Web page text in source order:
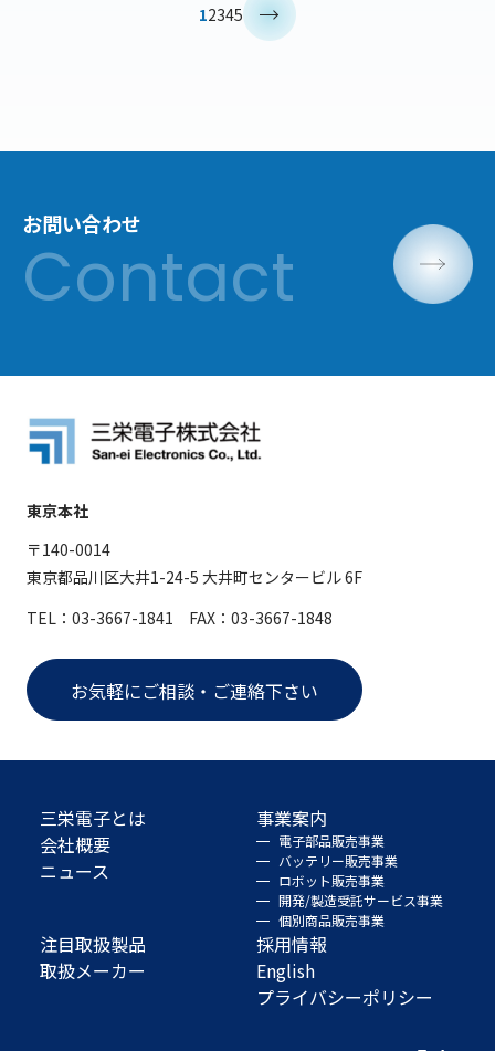
12345
お問い合わせ
東京本社
〒140-0014
東京都品川区大井1-24-5 大井町センタービル 6F
TEL：03-3667-1841 FAX：03-3667-1848
お気軽にご相談・ご連絡下さい
三栄電子とは
会社概要
ニュース
事業案内
電子部品販売事業
バッテリー販売事業
ロボット販売事業
開発/製造受託サービス事業
個別商品販売事業
注目取扱製品
取扱メーカー
採用情報
English
プライバシーポリシー